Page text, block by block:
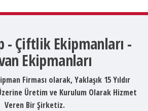
- Çiftlik Ekipmanları -
Ekipmanları
Firması olarak, Yaklaşık 15 Yıldır
Üretim ve Kurulum Olarak Hizmet
Veren Bir Şirketiz.